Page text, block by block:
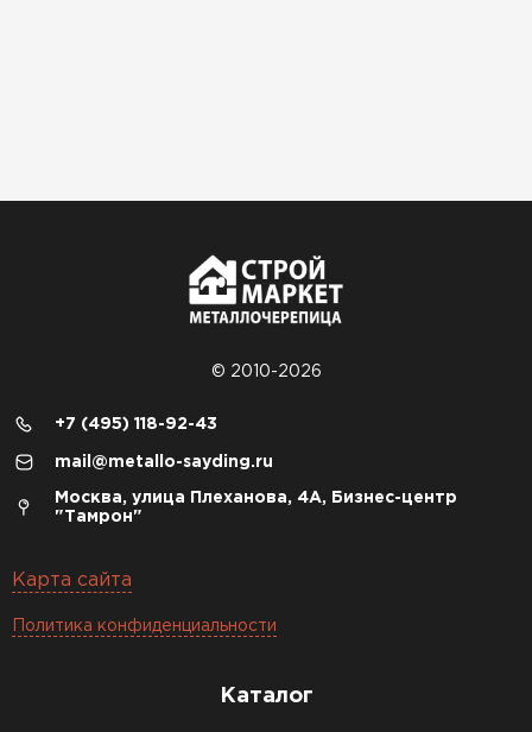
© 2010-2026
+7 (495) 118-92-43
mail@metallo-sayding.ru
Москва, улица Плеханова, 4А, Бизнес-центр
"Тамрон"
Карта сайта
Политика конфиденциальности
Каталог